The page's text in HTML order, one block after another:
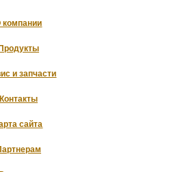
компании
и запчасти
Контакты
сайта